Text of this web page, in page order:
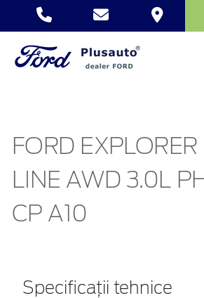
FORD
LINE AWD 3.0L
CP A10
Specificații tehnice